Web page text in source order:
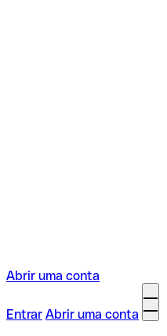
Abrir uma conta
Entrar Abrir uma conta